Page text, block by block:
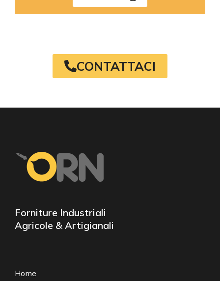
CONTATTACI
Forniture Industriali
Agricole & Artigianali
Home